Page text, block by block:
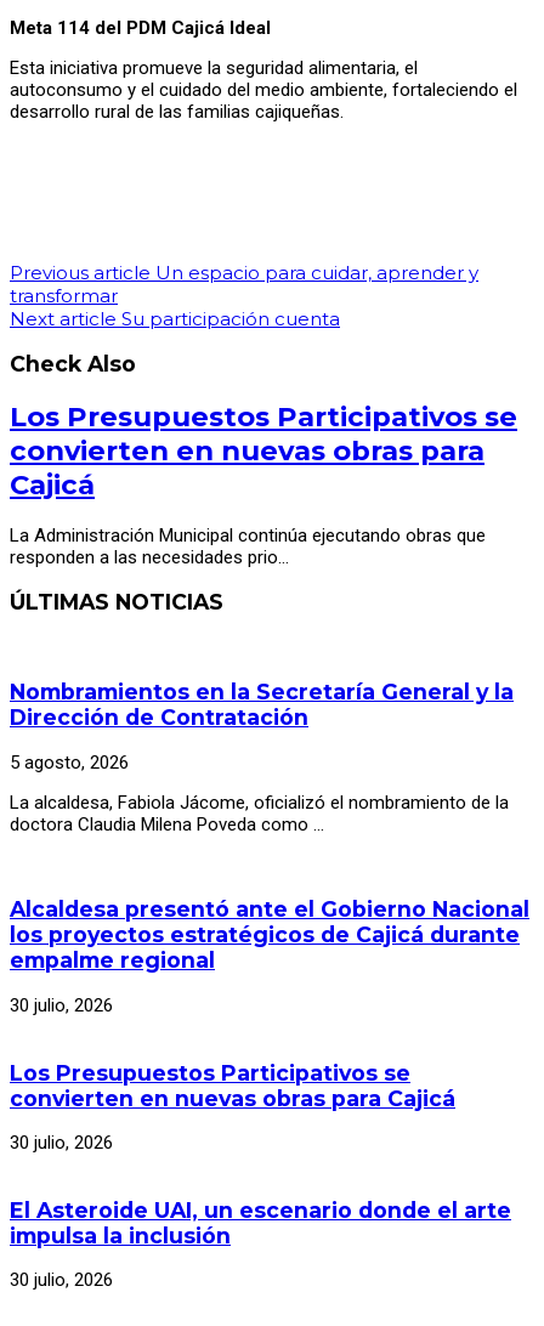
Meta 114 del PDM Cajicá Ideal
Esta iniciativa promueve la seguridad alimentaria, el
autoconsumo y el cuidado del medio ambiente, fortaleciendo el
desarrollo rural de las familias cajiqueñas.
Previous article Un espacio para cuidar, aprender y
transformar
Next article Su participación cuenta
Check Also
Los Presupuestos Participativos se
convierten en nuevas obras para
Cajicá
La Administración Municipal continúa ejecutando obras que
responden a las necesidades prio…
ÚLTIMAS NOTICIAS
Nombramientos en la Secretaría General y la
Dirección de Contratación
5 agosto, 2026
La alcaldesa, Fabiola Jácome, oficializó el nombramiento de la
doctora Claudia Milena Poveda como …
Alcaldesa presentó ante el Gobierno Nacional
los proyectos estratégicos de Cajicá durante
empalme regional
30 julio, 2026
Los Presupuestos Participativos se
convierten en nuevas obras para Cajicá
30 julio, 2026
El Asteroide UAI, un escenario donde el arte
impulsa la inclusión
30 julio, 2026